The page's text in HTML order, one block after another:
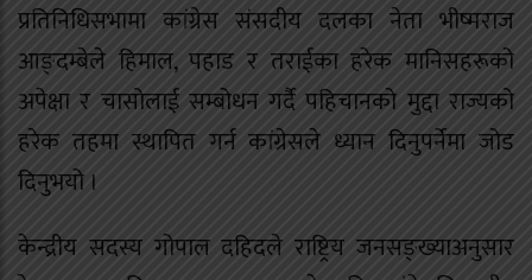
प्रतिनिधिसभामा कांग्रेस संसदीय दलका नेता भीष्मराज
आङ्दम्बेले हिमाल, पहाड र तराईका हरेक मानिसहरूको
अपेक्षा र चासोलाई सम्बोधन गर्दै पहिचानको मुद्दा राज्यको
हरेक तहमा स्थापित गर्न कांग्रेसले ध्यान दिनुपर्नेमा जोड
दिनुभयो ।
केन्द्रीय सदस्य गोपाल दहिदले राष्ट्रिय जनसङ्ख्याअनुसार